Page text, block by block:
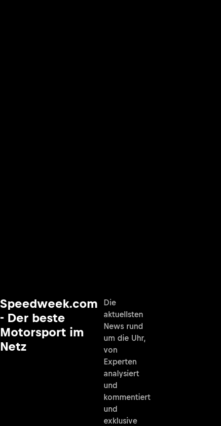
Speedweek.com
- Der beste
Motorsport im
Netz
Die
aktuellsten
News rund
um die Uhr,
von
Experten
analysiert
und
kommentiert
und
exklusive